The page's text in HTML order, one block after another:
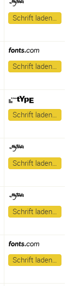
Schrift laden…
Schrift laden…
Schrift laden…
Schrift laden…
Schrift laden…
Schrift laden…